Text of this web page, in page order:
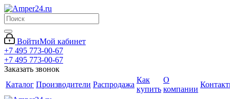
ВойтиМой кабинет
+7 495 773-00-67
+7 495 773-00-67
Заказать звонок
Каталог Производители Распродажа
Как
купить
О
компании